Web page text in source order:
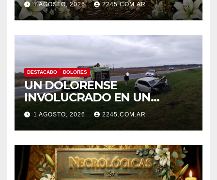
1 AGOSTO, 2026 2245.COM.AR
DESTACADO DOLORES
UN DOLORENSE
INVOLUCRADO EN UN
SINIESTRO QUE TERMINÓ
CON DESPISTE Y VUELCO
1 AGOSTO, 2026 2245.COM.AR